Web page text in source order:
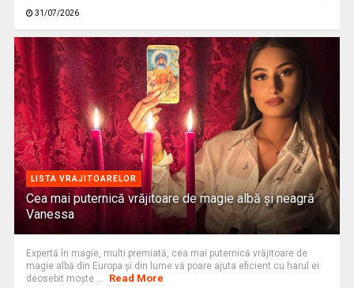
31/07/2026
LISTA VRAJITOARELOR
Cea mai puternică vrăjitoare de magie albă și neagră
Vanessa
Expertă în magie, multi premiată, cea mai puternică vrăjitoare de
magie albă din Europa și din lume vă poare ajuta eficient cu harul ei
deosebit moște ...
Read More